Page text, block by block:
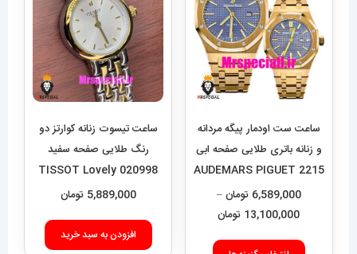
ساعت ست اودمار پیگه مردانه
و زنانه باتری طلایی صفحه ابی
2215 AUDEMARS PIGUET
ROYAL
6,589,000 تومان–
13,100,000 تومانمحدوده
این
ساعت تیسوت زنانه کوارتز دو
رنگ طلایی صفحه سفید
020998 TISSOT Lovely
5,889,000 تومان
افزودن به سبد خرید